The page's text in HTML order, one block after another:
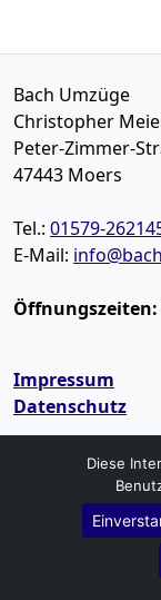
Bach Umzüge
Christopher
Peter-Zimmer-
47443 Moers
Tel.: 01579-
E-Mail:
Öffnungszeiten:
Impressum
Datenschutz
Büroumzug
Fernumzug
Firmenumzug
Diese